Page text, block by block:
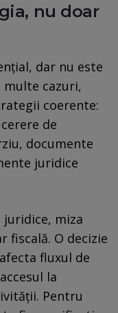
nu doar
dar nu este
cazuri,
coerente:
de
documente
juridice
miza
fiscală. O decizie
fluxul de
la
Pentru